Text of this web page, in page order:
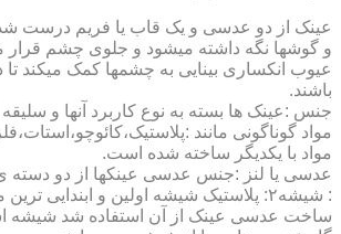
عینک از دو عدسی و یک قاب یا فریم درست
و گوشها نگه داشته میشود و جلوی چشم قرار
عیوب انکساری بینایی به چشمها کمک میکند تا
باشند.
جنس :عینک ها بسته به نوع کاربرد آنها و
مواد گوناگونی مانند
مواد با یکدیگر ساخته شده است.
: شیشه۲: پلاستیک شیشه اولین و ابندایی
ساخت عدسی عینک از آن استفاده شد شیشه